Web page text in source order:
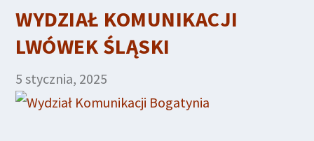
WYDZIAŁ KOMUNIKACJI
LWÓWEK ŚLĄSKI
5 stycznia, 2025